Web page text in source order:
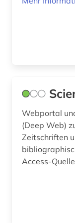
Webportal und Suchmaschine mit
(Deep Web)
Zeitschriften
Access-